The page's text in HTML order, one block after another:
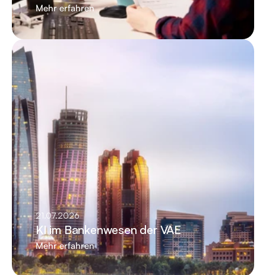
Mehr erfahren
21.07.2026
KI im Bankenwesen der VAE
Mehr erfahren